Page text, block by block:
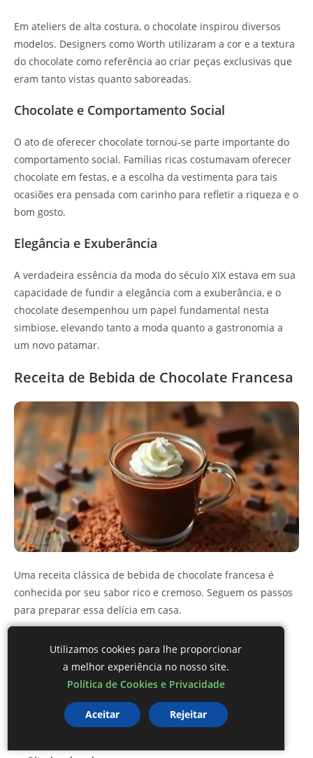
Em ateliers de alta costura, o chocolate inspirou diversos
modelos. Designers como Worth utilizaram a cor e a textura
do chocolate como referência ao criar peças exclusivas que
eram tanto vistas quanto saboreadas.
Chocolate e Comportamento Social
O ato de oferecer chocolate tornou-se parte importante do
comportamento social. Famílias ricas costumavam oferecer
chocolate em festas, e a escolha da vestimenta para tais
ocasiões era pensada com carinho para refletir a riqueza e o
bom gosto.
Elegância e Exuberância
A verdadeira essência da moda do século XIX estava em sua
capacidade de fundir a elegância com a exuberância, e o
chocolate desempenhou um papel fundamental nesta
simbiose, elevando tanto a moda quanto a gastronomia a
um novo patamar.
Receita de Bebida de Chocolate Francesa
Uma receita clássica de bebida de chocolate francesa é
conhecida por seu sabor rico e cremoso. Seguem os passos
para preparar essa delícia em casa.
2 xícaras de leite integral
3 colheres de sopa de cacau em pó
4 colheres de sopa de açúcar
50g de chocolate amargo picado
Utilizamos cookies para lhe proporcionar
a melhor experiência no nosso site.
Política de Cookies e Privacidade
Aceitar Rejeitar